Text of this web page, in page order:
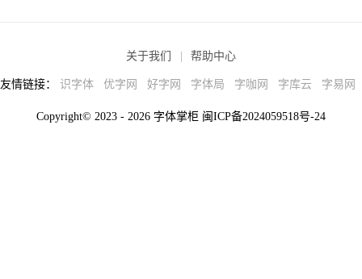
关于我们 帮助中心
友情链接： 识字体 优字网 好字网 字体局 字咖网 字库云 字易网
Copyright© 2023 - 2026 字体掌柜 闽ICP备2024059518号-24